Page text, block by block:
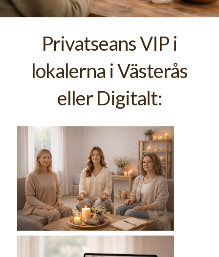
Privatseans VIP i
lokalerna i Västerås
eller Digitalt: